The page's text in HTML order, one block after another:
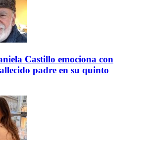
Castillo emociona con
padre en su quinto